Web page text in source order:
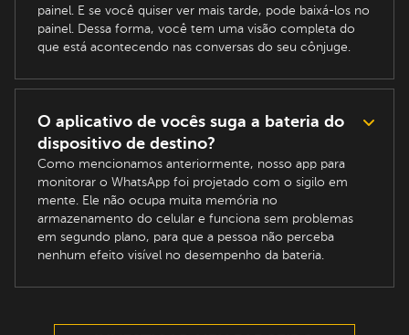
painel. E se você quiser ver mais tarde, pode baixá-los no
painel. Dessa forma, você tem uma visão completa do
que está acontecendo nas conversas do seu cônjuge.
O aplicativo de vocês suga a bateria do
dispositivo de destino?
Como mencionamos anteriormente, nosso app para
monitorar o WhatsApp foi projetado com o sigilo em
mente. Ele não ocupa muita memória no
armazenamento do celular e funciona sem problemas
em segundo plano, para que a pessoa não perceba
nenhum efeito visível no desempenho da bateria.